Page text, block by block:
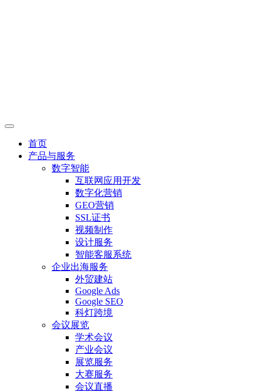
首页
产品与服务
数字智能
互联网应用开发
数字化营销
GEO营销
SSL证书
视频制作
设计服务
智能客服系统
企业出海服务
外贸建站
Google Ads
Google SEO
科灯跨境
会议展览
学术会议
产业会议
展览服务
大赛服务
会议直播